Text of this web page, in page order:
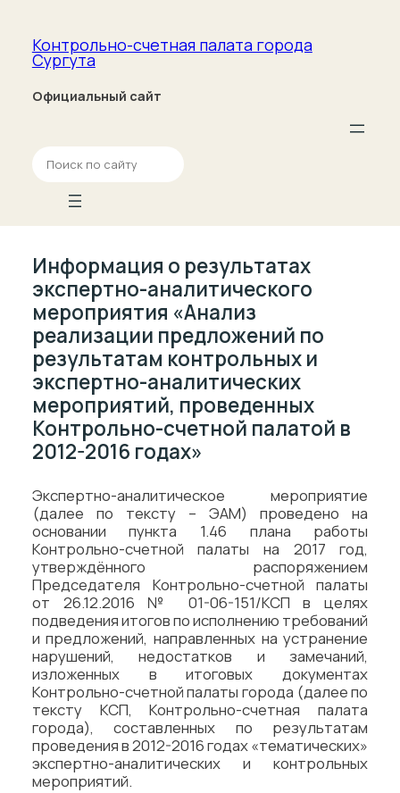
Контрольно-счетная палата­ города
Сургута
Официальный сайт
П
о
Информация о результатах
экспертно-аналитического
мероприятия «Анализ
реализации предложений по
результатам контрольных и
экспертно-аналитических
мероприятий, проведенных
Контрольно-счетной палатой в
2012-2016 годах»
Экспертно-аналитическое мероприятие
(далее по тексту – ЭАМ) проведено на
основании пункта 1.46 плана работы
Контрольно-счетной палаты на 2017 год,
утверждённого распоряжением
Председателя Контрольно-счетной палаты
от 26.12.2016 № 01-06-151/КСП в целях
подведения итогов по исполнению требований
и предложений, направленных на устранение
нарушений, недостатков и замечаний,
изложенных в итоговых документах
Контрольно-счетной палаты города (далее по
тексту КСП, Контрольно-счетная палата
города), составленных по результатам
проведения в 2012-2016 годах «тематических»
экспертно-аналитических и контрольных
мероприятий.